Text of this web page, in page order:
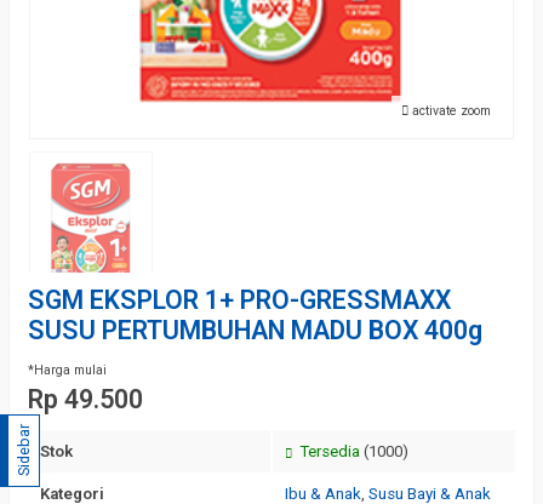
activate zoom
SGM EKSPLOR 1+ PRO-GRESSMAXX
SUSU PERTUMBUHAN MADU BOX 400g
*Harga mulai
Rp 49.500
Stok Tersedia (1000)
Kategori Ibu & Anak, Susu Bayi & Anak
Sidebar